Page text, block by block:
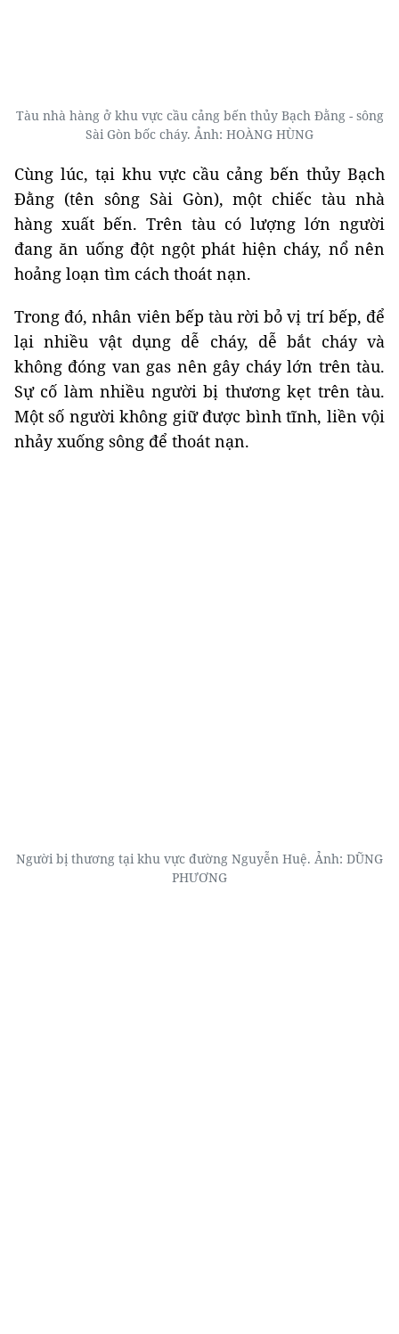
Tàu nhà hàng ở khu vực cầu cảng bến thủy Bạch Đằng - sông
Sài Gòn bốc cháy. Ảnh: HOÀNG HÙNG
Cùng lúc, tại khu vực cầu cảng bến thủy Bạch
Đằng (tên sông Sài Gòn), một chiếc tàu nhà
hàng xuất bến. Trên tàu có lượng lớn người
đang ăn uống đột ngột phát hiện cháy, nổ nên
hoảng loạn tìm cách thoát nạn.
Trong đó, nhân viên bếp tàu rời bỏ vị trí bếp, để
lại nhiều vật dụng dễ cháy, dễ bắt cháy và
không đóng van gas nên gây cháy lớn trên tàu.
Sự cố làm nhiều người bị thương kẹt trên tàu.
Một số người không giữ được bình tĩnh, liền vội
nhảy xuống sông để thoát nạn.
Người bị thương tại khu vực đường Nguyễn Huệ. Ảnh: DŨNG
PHƯƠNG